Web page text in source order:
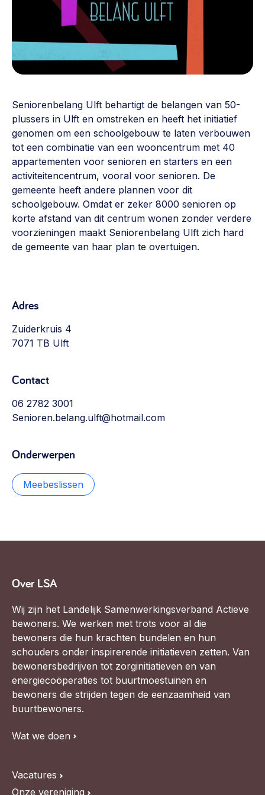
Vrijwilligers en medewerkers
Werving, contracten en vergoedingen, betaalde krachten
Eigen gebouw
Huren of kopen, maatschappelijk vastgoed,
Sociaal ondernemen
Bewonersbedrijf starten, ondernemingsplan maken >
Buurtbewoners verbinden
Community building en ABCD, welkomstcultuur >
Zorgzame gemeenschappen
Betrokken buurten, contact stimuleren, netwerken
uitbreiden >
Weerbare gemeenschappen
ontmoetingsplekken >
Meebeslissen
Uitdaagrecht, gemeenschapsfondsen, lokale democratie >
Lobbyen, invloed uitoefenen, maatschappelijke impact >
Omgevingswet en gebiedsontwikkeling
invoering omgevingswet, participatie,
Team
Vraag stellen
030 231 7511
info@lsabewoners.nl
Seniorenbelang Ulft behartigt de belangen van 50-
plussers in Ulft en omstreken en heeft het initiatief
genomen om een schoolgebouw te laten verbouwen
tot een combinatie van een wooncentrum met 40
appartementen voor senioren en starters en een
activiteitencentrum, vooral voor senioren. De
gemeente heeft andere plannen voor dit
schoolgebouw. Omdat er zeker 8000 senioren op
korte afstand van dit centrum wonen zonder verdere
voorzieningen maakt Seniorenbelang Ulft zich hard
de gemeente van haar plan te overtuigen.
Adres
Zuiderkruis 4
7071 TB Ulft
Contact
06 2782 3001
Senioren.belang.ulft@hotmail.com
Onderwerpen
Meebeslissen
Over LSA
Wij zijn het Landelijk Samenwerkingsverband Actieve
bewoners. We werken met trots voor al die
bewoners die hun krachten bundelen en hun
schouders onder inspirerende initiatieven zetten. Van
bewonersbedrijven tot zorginitiatieven en van
energiecoöperaties tot buurtmoestuinen en
bewoners die strijden tegen de eenzaamheid van
buurtbewoners.
Wat we doen
Vacatures
Onze vereniging